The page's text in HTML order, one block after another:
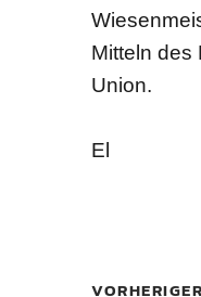
Mitteln des
Union.
El